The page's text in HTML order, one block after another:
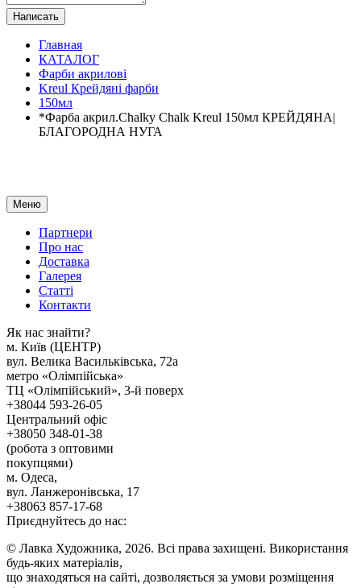
Написать
Главная
КАТАЛОГ
Фарби акрилові
Kreul Крейдяні фарби
150мл
*Фарба акрил.Chalky Chalk Kreul 150мл КРЕЙДЯНА|
БЛАГОРОДНА НУГА
Меню
Партнери
Про нас
Доставка
Галерея
Статтi
Контакти
Як наc знайти?
м. Киïв (ЦЕНТР)
вул. Велика Васильківська, 72а
метро «Олімпійська»
ТЦ «Олімпійський», 3-й поверх
+38044 593-26-05
Центральний офіс
+38050 348-01-38
(робота з оптовими
покупцями)
м. Одеса,
вул. Ланжеронівська, 17
+38063 857-17-68
Приєднуйтесь до нас:
© Лавка Художника, 2026. Всі права захищені. Використання
будь-яких матеріалів,
що знаходяться на сайті, дозволяється за умови розміщення